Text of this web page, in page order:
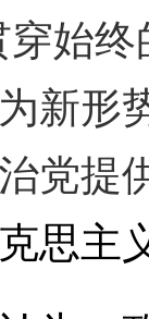
始
新形
党提
主